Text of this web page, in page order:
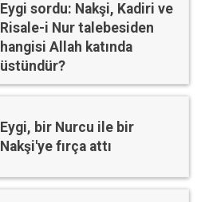
Eygi sordu: Nakşi, Kadiri ve
Risale-i Nur talebesiden
hangisi Allah katında
üstündür?
Eygi, bir Nurcu ile bir
Nakşi'ye fırça attı